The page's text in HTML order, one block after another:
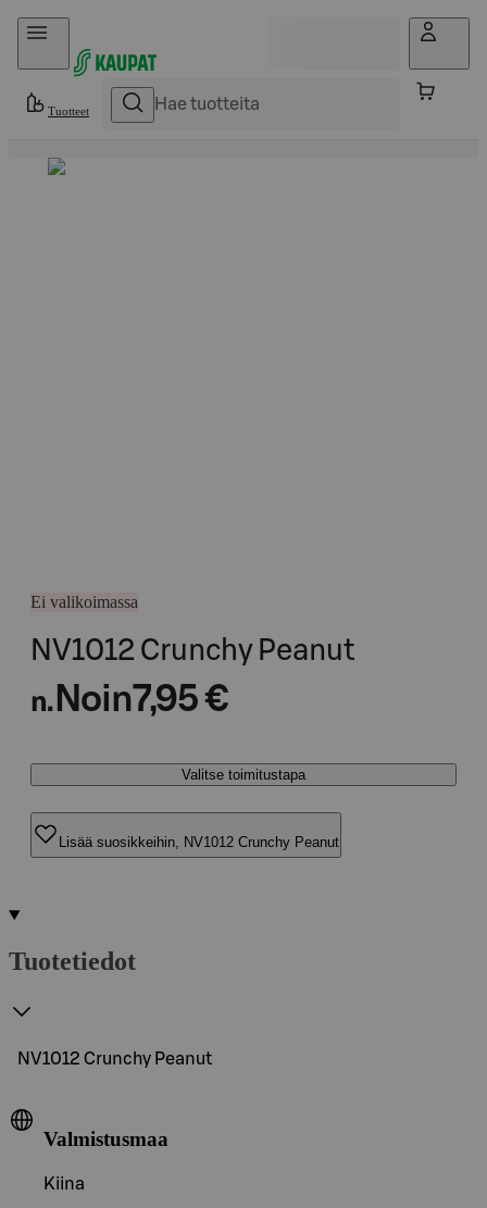
Hyppää sisältöön
Tuotteet
Ei valikoimassa
NV1012 Crunchy Peanut
n. Noin7,95 €
Valitse toimitustapa
Lisää suosikkeihin, NV1012 Crunchy Peanut
Tuotetiedot
NV1012 Crunchy Peanut
Valmistusmaa
Kiina